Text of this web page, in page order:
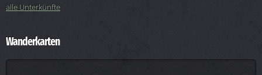
alle Unterkünfte
Wanderkarten